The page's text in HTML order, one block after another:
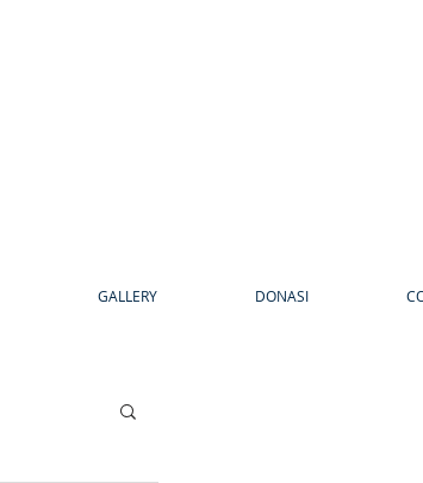
GALLERY DONASI